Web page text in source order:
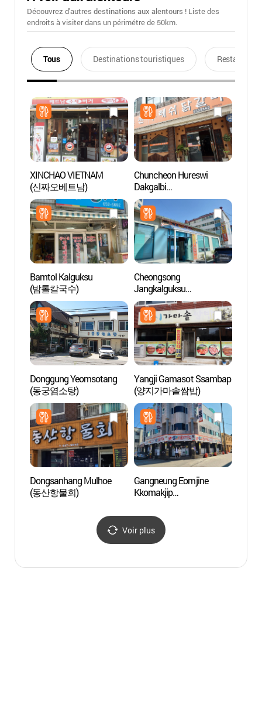
Découvrez d'autres destinations aux alentours ! Liste des
endroits à visiter dans un périmétre de 50km.
Tous Destinations touristiques Restaurants
XINCHAO VIETNAM
(신짜오베트남)
Chuncheon Hureswi
Dakgalbi
(춘천후레쉬닭갈비)
Bamtol Kalguksu
(밤톨칼국수)
Cheongsong
Jangkalguksu
(청송장칼국수)
Donggung Yeomsotang
(동궁염소탕)
Yangji Gamasot Ssambap
(양지가마솥쌈밥)
Dongsanhang Mulhoe
(동산항물회)
Gangneung Eomjine
Kkomakjip
Voir plus